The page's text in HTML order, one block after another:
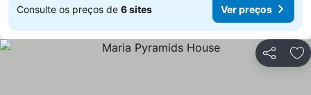
Consulte os preços de 6 sites Ver preços
Partilhar